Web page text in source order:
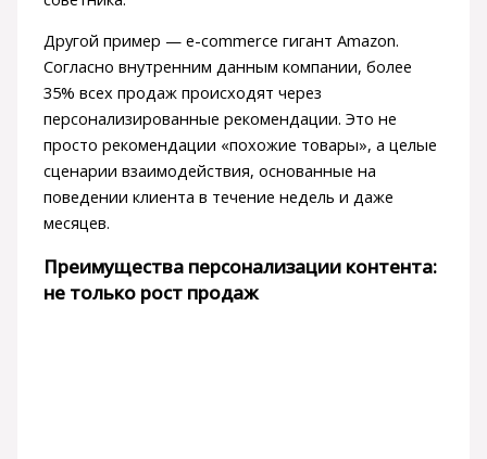
Другой пример — e-commerce гигант Amazon.
Согласно внутренним данным компании, более
35% всех продаж происходят через
персонализированные рекомендации. Это не
просто рекомендации «похожие товары», а целые
сценарии взаимодействия, основанные на
поведении клиента в течение недель и даже
месяцев.
Преимущества персонализации контента:
не только рост продаж